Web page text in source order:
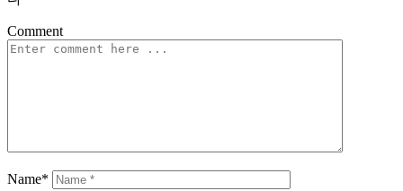
Comment
Name*